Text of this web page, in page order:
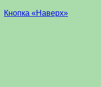
Кнопка «Наверх»